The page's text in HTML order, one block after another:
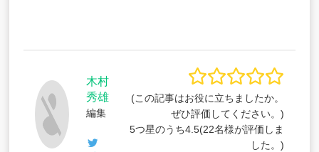
木村
秀雄
編集
(この記事はお役に立ちましたか。
ぜひ評価してください。)
5つ星のうち4.5(22名様が評価しま
した。)